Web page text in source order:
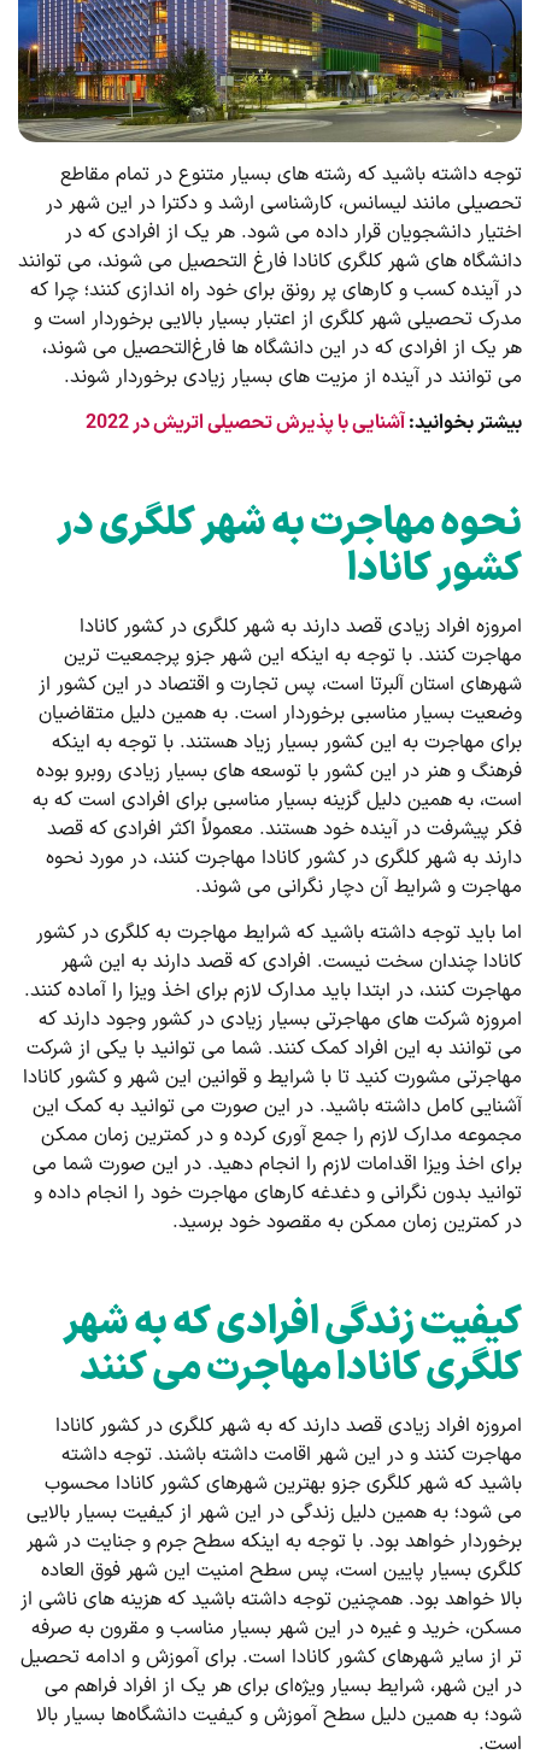
توجه داشته باشید که رشته های بسیار متنوع در تمام مقاطع
تحصیلی مانند لیسانس، کارشناسی ارشد و دکترا در این شهر در
اختیار دانشجویان قرار داده می ‌شود. هر یک از افرادی که در
دانشگاه های شهر کلگری کانادا فارغ التحصیل می ‌شوند، می ‌توانند
در آینده کسب و کارهای پر رونق برای خود راه اندازی کنند؛ چرا که
مدرک تحصیلی شهر کلگری از اعتبار بسیار بالایی برخوردار است و
هر یک از افرادی که در این دانشگاه‌ ها فارغ‌التحصیل می ‌شوند،
می ‌توانند در آینده از مزیت های بسیار زیادی برخوردار شوند.
بیشتر بخوانید:آشنایی با پذیرش تحصیلی اتریش در 2022
نحوه مهاجرت به شهر کلگری در
کشور کانادا
امروزه افراد زیادی قصد دارند به شهر کلگری در کشور کانادا
مهاجرت کنند. با توجه به اینکه این شهر جزو پرجمعیت ترین
شهرهای استان آلبرتا است، پس تجارت و اقتصاد در این کشور از
وضعیت بسیار مناسبی برخوردار است. به همین دلیل متقاضیان
برای مهاجرت به این کشور بسیار زیاد هستند. با توجه به اینکه
فرهنگ و هنر در این کشور با توسعه های بسیار زیادی روبرو بوده
است، به همین دلیل گزینه بسیار مناسبی برای افرادی است که به
فکر پیشرفت در آینده خود هستند. معمولاً اکثر افرادی که قصد
دارند به شهر کلگری در کشور کانادا مهاجرت کنند، در مورد نحوه
مهاجرت و شرایط آن دچار نگرانی می شوند.
اما باید توجه داشته باشید که شرایط مهاجرت به کلگری در کشور
کانادا چندان سخت نیست. افرادی که قصد دارند به این شهر
مهاجرت کنند، در ابتدا باید مدارک لازم برای اخذ ویزا را آماده کنند.
امروزه شرکت های مهاجرتی بسیار زیادی در کشور وجود دارند که
می‌ توانند به این افراد کمک کنند. شما می توانید با یکی از شرکت
مهاجرتی مشورت کنید تا با شرایط و قوانین این شهر و کشور کانادا
آشنایی کامل داشته باشید. در این صورت می ‌توانید به کمک این
مجموعه مدارک لازم را جمع آوری کرده و در کمترین زمان ممکن
برای اخذ ویزا اقدامات لازم را انجام دهید. در این صورت شما می‌
توانید بدون نگرانی و دغدغه کارهای مهاجرت خود را انجام داده و
در کمترین زمان ممکن به مقصود خود برسید.
کیفیت زندگی افرادی که به شهر
کلگری کانادا مهاجرت می کنند
امروزه افراد زیادی قصد دارند که به شهر کلگری در کشور کانادا
مهاجرت کنند و در این شهر اقامت داشته باشند. توجه داشته
باشید که شهر کلگری جزو بهترین شهرهای کشور کانادا محسوب
می‌ شود؛ به همین دلیل زندگی در این شهر از کیفیت بسیار بالایی
برخوردار خواهد بود. با توجه به اینکه سطح جرم و جنایت در شهر
کلگری بسیار پایین است، پس سطح امنیت این شهر فوق العاده
بالا خواهد بود. همچنین توجه داشته باشید که هزینه های ناشی از
مسکن، خرید و غیره در این شهر بسیار مناسب و مقرون به صرفه
تر از سایر شهرهای کشور کانادا است. برای آموزش و ادامه تحصیل
در این شهر، شرایط بسیار ویژه‌ای برای هر یک از افراد فراهم می
‌شود؛ به همین دلیل سطح آموزش و کیفیت دانشگاه‌ها بسیار بالا
است.